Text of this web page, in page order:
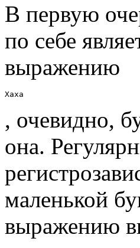
В первую
по себе
выражению
Хаха
, очевидно,
она.
маленькой
выражению